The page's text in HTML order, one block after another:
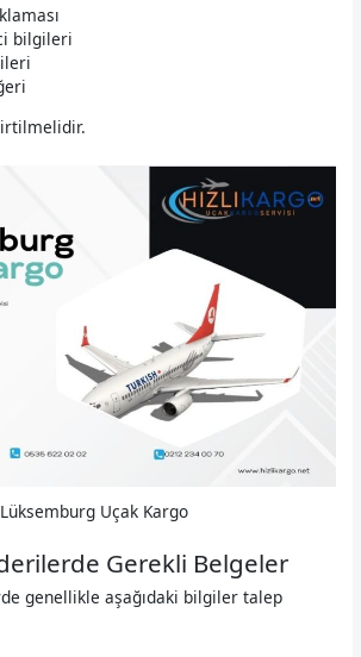
bilgileri
Lüksemburg Uçak Kargo
Gerekli Belgeler
genellikle aşağıdaki bilgiler talep